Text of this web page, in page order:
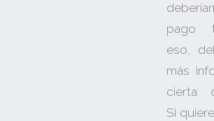
pago
eso,
más
cierta
Si